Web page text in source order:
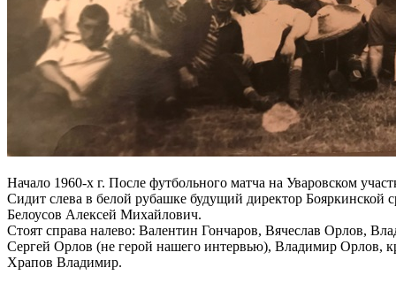
Начало 1960-х г. После футбольного матча на Уваровском
Сидит слева в белой рубашке будущий директор Бояркинской
Белоусов Алексей Михайлович.
Стоят справа налево: Валентин Гончаров, Вячеслав Орлов,
Сергей Орлов (не герой нашего интервью), Владимир Орлов,
Храпов Владимир.